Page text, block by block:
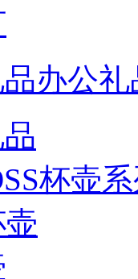
办公礼
杯壶